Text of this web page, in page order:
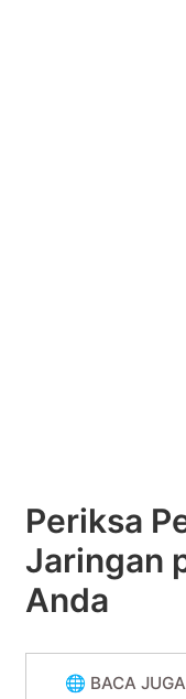
Periksa
Jaringan
Anda
🌐 BACA JUGA